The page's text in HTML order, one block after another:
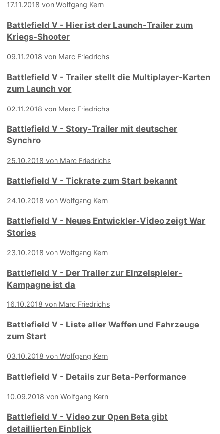
17.11.2018 von Wolfgang Kern
Battlefield V - Hier ist der Launch-Trailer zum
Kriegs-Shooter
09.11.2018 von Marc Friedrichs
Battlefield V - Trailer stellt die Multiplayer-Karten
zum Launch vor
02.11.2018 von Marc Friedrichs
Battlefield V - Story-Trailer mit deutscher
Synchro
25.10.2018 von Marc Friedrichs
Battlefield V - Tickrate zum Start bekannt
24.10.2018 von Wolfgang Kern
Battlefield V - Neues Entwickler-Video zeigt War
Stories
23.10.2018 von Wolfgang Kern
Battlefield V - Der Trailer zur Einzelspieler-
Kampagne ist da
16.10.2018 von Marc Friedrichs
Battlefield V - Liste aller Waffen und Fahrzeuge
zum Start
03.10.2018 von Wolfgang Kern
Battlefield V - Details zur Beta-Performance
10.09.2018 von Wolfgang Kern
Battlefield V - Video zur Open Beta gibt
detaillierten Einblick